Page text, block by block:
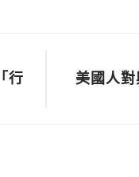
行
美國人